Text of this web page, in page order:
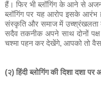
हैं। फिर भी ब्‍लॉगिंग के आने से
ब्‍लॉगिंग पर यह आरोप इसके आरंभ
संस्‍कृति और समाज में उच्‍श्रंखलता
सदैव तकनीक अपने साथ दोनों
चश्‍मा पहन कर देखेंगे, आपको तो
(२) हिंदी ब्लोगिंग की दिशा दशा